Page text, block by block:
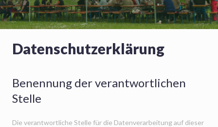
Datenschutzerklärung
Benennung der verantwortlichen
Stelle
Die verantwortliche Stelle für die Datenverarbeitung auf dieser